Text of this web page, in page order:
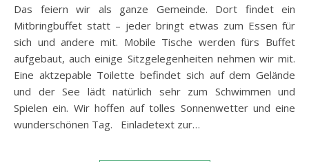
Das feiern wir als ganze Gemeinde. Dort findet ein
Mitbringbuffet statt – jeder bringt etwas zum Essen für
sich und andere mit. Mobile Tische werden fürs Buffet
aufgebaut, auch einige Sitzgelegenheiten nehmen wir mit.
Eine aktzepable Toilette befindet sich auf dem Gelände
und der See lädt natürlich sehr zum Schwimmen und
Spielen ein. Wir hoffen auf tolles Sonnenwetter und eine
wunderschönen Tag. Einladetext zur…